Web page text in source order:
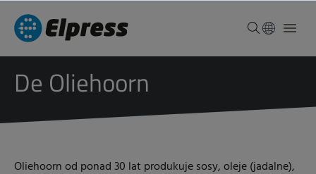
De Oliehoorn
Oliehoorn od ponad 30 lat produkuje sosy, oleje (jadalne),